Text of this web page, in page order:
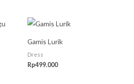
Gamis Lurik
Dress
Rp499.000